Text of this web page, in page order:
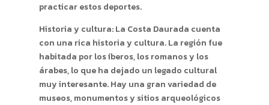
practicar estos deportes.
Historia y cultura: La Costa Daurada cuenta
con una rica historia y cultura. La región fue
habitada por los íberos, los romanos y los
árabes, lo que ha dejado un legado cultural
muy interesante. Hay una gran variedad de
museos, monumentos y sitios arqueológicos